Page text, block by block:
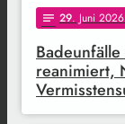
notes 29. Juni
reanimiert,